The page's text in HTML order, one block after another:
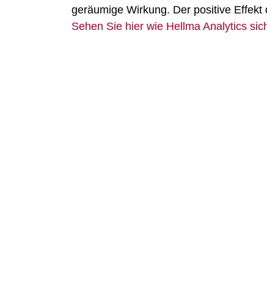
geräumige Wirkung. Der positive
Sehen Sie hier wie Hellma Analytics